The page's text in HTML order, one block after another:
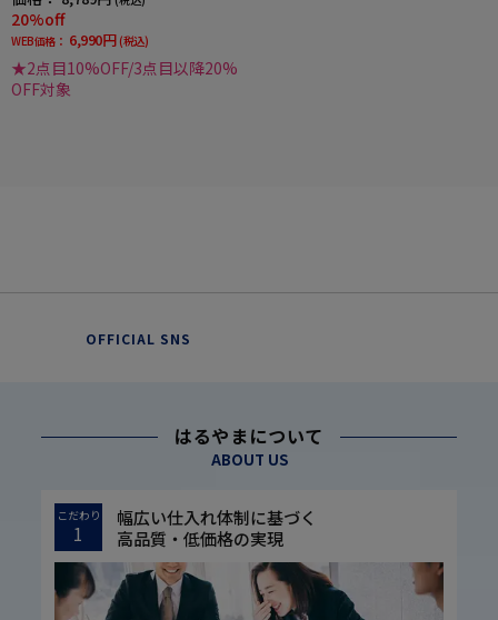
20%off
WEB価格： 6,990円 (税込)
★2点目10%OFF/3点目以降20%
OFF対象
OFFICIAL SNS
はるやまについて
ABOUT US
こだわり
1
幅広い仕入れ体制に基づく
高品質・低価格の実現